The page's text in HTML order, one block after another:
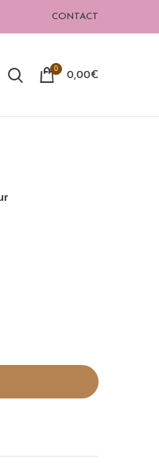
CONTACT
0
0,00€